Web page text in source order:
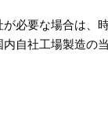
必要な場合は、
自社工場製造